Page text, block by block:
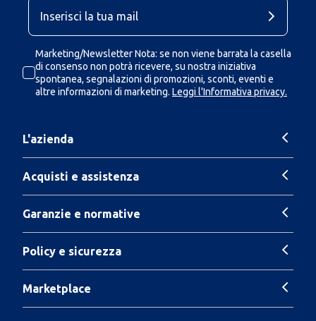
Marketing/Newsletter Nota: se non viene barrata la casella
di consenso non potrà ricevere, su nostra iniziativa
spontanea, segnalazioni di promozioni, sconti, eventi e
altre informazioni di marketing. Leggi l'Informativa privacy.
L'azienda
Acquisti e assistenza
Garanzie e normative
Policy e sicurezza
Marketplace